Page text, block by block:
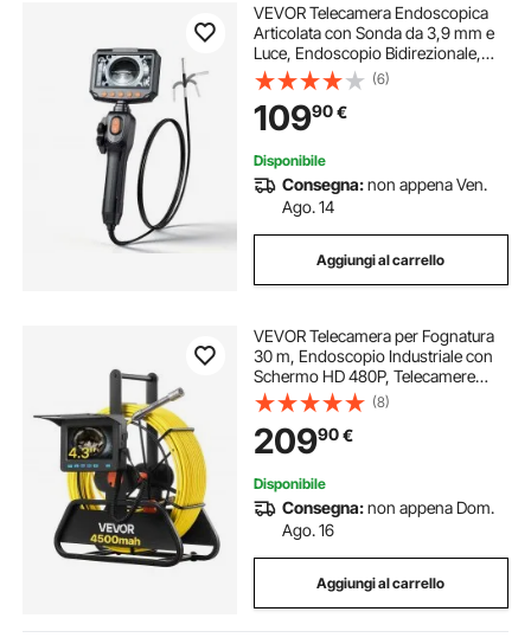
VEVOR Telecamera Endoscopica
Articolata con Sonda da 3,9 mm e
Luce, Endoscopio Bidirezionale,
Schermo IPS HD da 4,3'', Zoom 8x,
Cavo Flessibile da 1,5 m
Impermeabile IP67, per Settore Auto
e Idraulica
(6)
10990€
Disponibile
Consegna:non appena Ven.
Ago. 14
Aggiungi al carrello
VEVOR Telecamera per Fognatura
30 m, Endoscopio Industriale con
Schermo HD 480P, Telecamere
Idrauliche a Serpente Impermeabili
IP68 con 6 LED e Scheda da 16 GB
per Tubi di Condotta Fognaria
(8)
20990€
Disponibile
Consegna:non appena Dom.
Ago. 16
Aggiungi al carrello